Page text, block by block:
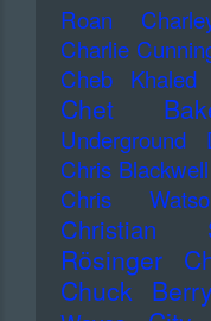
Roan
Charlie
Cheb Khaled
Chet
Underground
Chris Blackwell
Chris
Christian
Rösinger
Chuck Berry